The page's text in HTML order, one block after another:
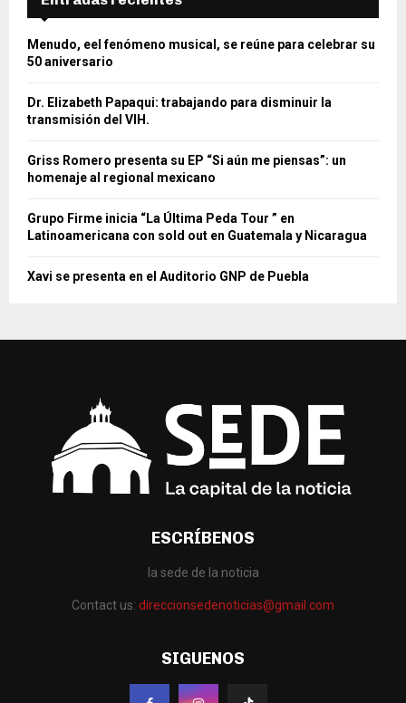
Menudo, eel fenómeno musical, se reúne para celebrar su
50 aniversario
Dr. Elizabeth Papaqui: trabajando para disminuir la
transmisión del VIH.
Griss Romero presenta su EP “Si aún me piensas”: un
homenaje al regional mexicano
Grupo Firme inicia “La Última Peda Tour ” en
Latinoamericana con sold out en Guatemala y Nicaragua
Xavi se presenta en el Auditorio GNP de Puebla
ESCRÍBENOS
la sede de la noticia
Contact us: direccionsedenoticias@gmail.com
SIGUENOS